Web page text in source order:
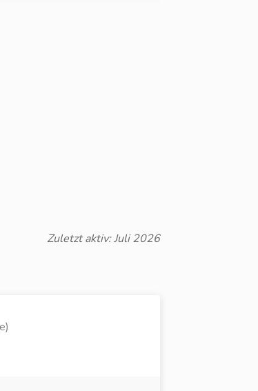
Zuletzt aktiv: Juli 2026